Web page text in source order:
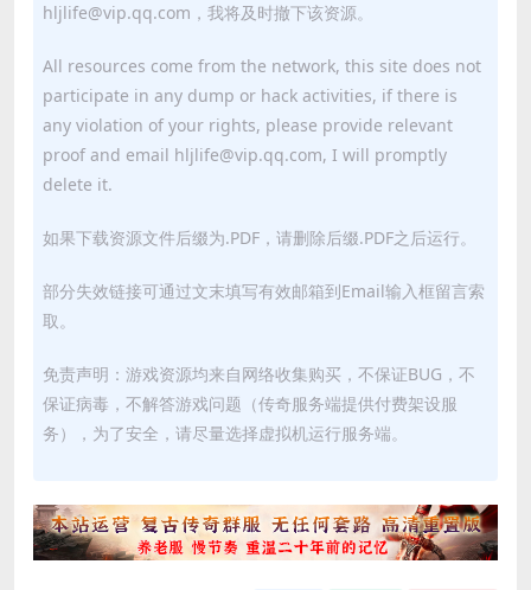
hljlife@vip.qq.com，我将及时撤下该资源。
All resources come from the network, this site does not
participate in any dump or hack activities, if there is
any violation of your rights, please provide relevant
proof and email hljlife@vip.qq.com, I will promptly
delete it.
如果下载资源文件后缀为.PDF，请删除后缀.PDF之后运行。
部分失效链接可通过文末填写有效邮箱到Email输入框留言索
取。
免责声明：游戏资源均来自网络收集购买，不保证BUG，不
保证病毒，不解答游戏问题（传奇服务端提供付费架设服
务），为了安全，请尽量选择虚拟机运行服务端。